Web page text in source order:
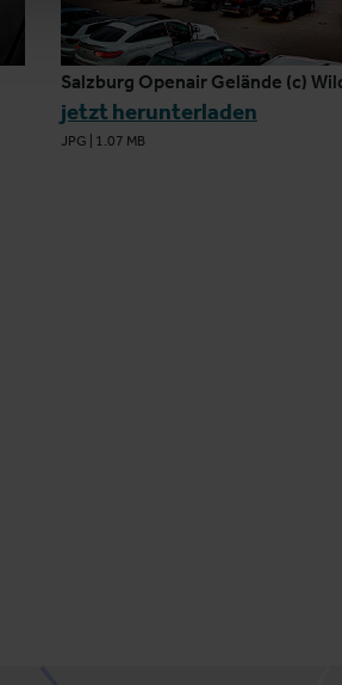
Salzburg Openair Gelände (c)
jetzt herunterladen
JPG 1.07 MB